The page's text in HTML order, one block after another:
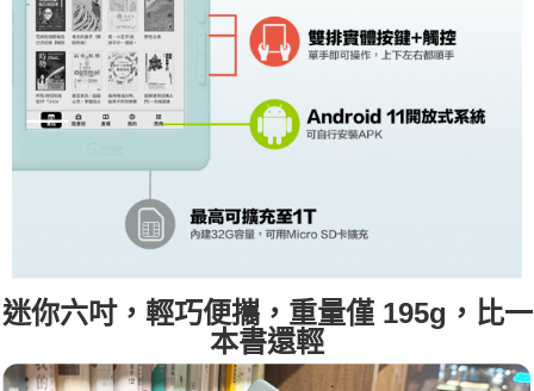
迷你六吋，輕巧便攜，重量僅 195g，比一
本書還輕